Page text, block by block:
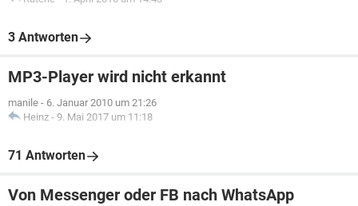
3 Antworten
MP3-Player wird nicht erkannt
manile - 6. Januar 2010 um 21:26
Heinz - 9. Mai 2017 um 11:18
71 Antworten
Von Messenger oder FB nach WhatsApp